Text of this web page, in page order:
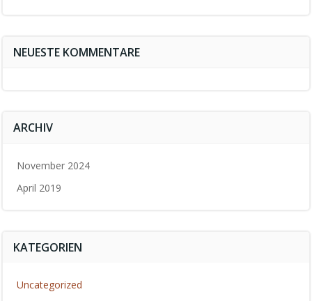
NEUESTE KOMMENTARE
ARCHIV
November 2024
April 2019
KATEGORIEN
Uncategorized